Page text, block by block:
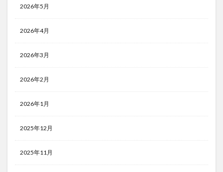
2026年5月
2026年4月
2026年3月
2026年2月
2026年1月
2025年12月
2025年11月